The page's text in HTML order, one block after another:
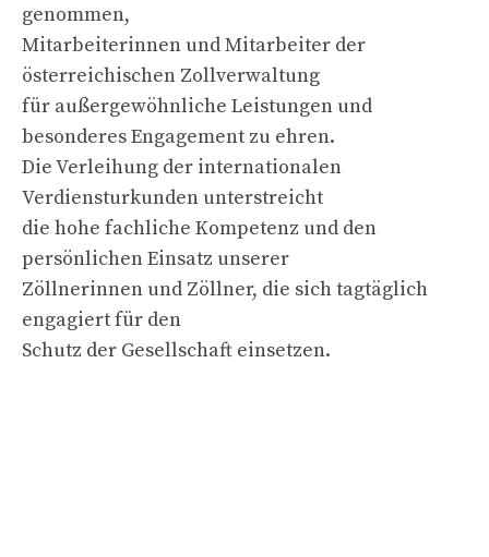
genommen,
Mitarbeiterinnen und Mitarbeiter der
österreichischen Zollverwaltung
für außergewöhnliche Leistungen und
besonderes Engagement zu ehren.
Die Verleihung der internationalen
Verdiensturkunden unterstreicht
die hohe fachliche Kompetenz und den
persönlichen Einsatz unserer
Zöllnerinnen und Zöllner, die sich tagtäglich
engagiert für den
Schutz der Gesellschaft einsetzen.